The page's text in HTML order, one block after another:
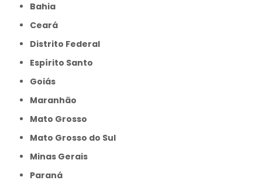
Bahia
Ceará
Distrito Federal
Espírito Santo
Goiás
Maranhão
Mato Grosso
Mato Grosso do Sul
Minas Gerais
Paraná